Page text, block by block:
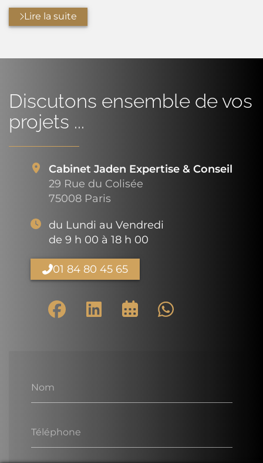
Lire la suite
Discutons ensemble de vos
projets ...
Nom
Téléphone
Cabinet Jaden Expertise & Conseil
29 Rue du Colisée
75008 Paris
du Lundi au Vendredi
de 9 h 00 à 18 h 00
01 84 80 45 65